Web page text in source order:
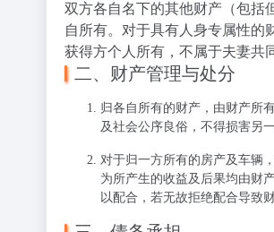
双方各自名下的其他财产（包括
自所有。对于具有人身专属性的
获得方个人所有，不属于夫妻共
二、财产管理与处分
归各自所有的财产，由财产所
及社会公序良俗，不得损害另
对于归一方所有的房产及车辆
为所产生的收益及后果均由财
以配合，若无故拒绝配合导致